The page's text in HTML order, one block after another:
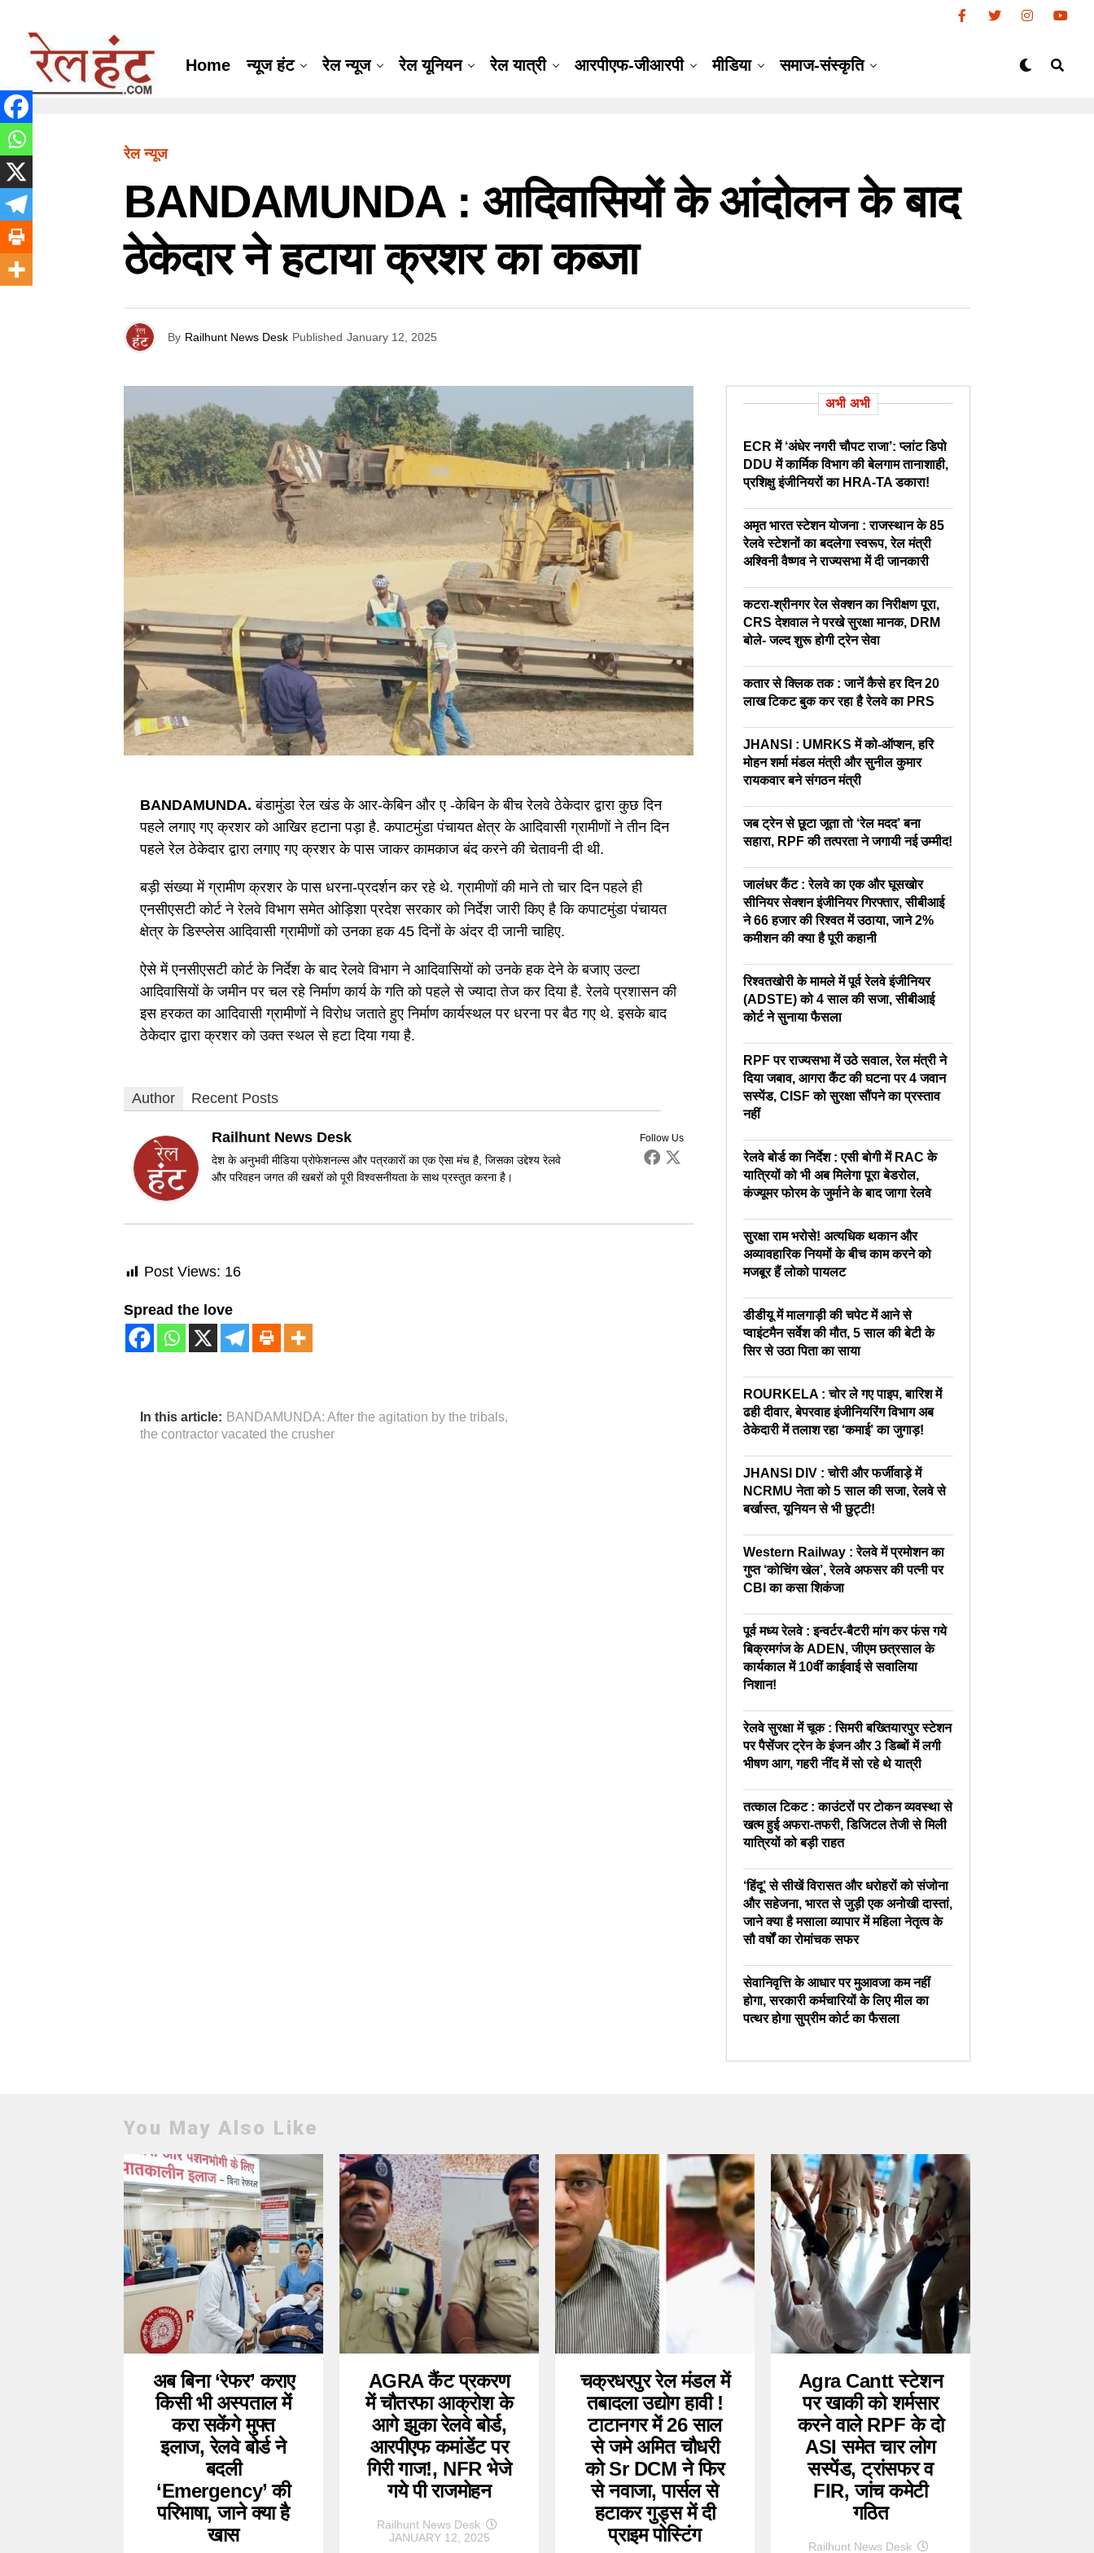
Home न्यूज हंट रेल न्यूज रेल यूनियन रेल यात्री आरपीएफ-जीआरपी मीडिया समाज-संस्कृति
रेल न्यूज
BANDAMUNDA : आदिवासियों के आंदोलन के बाद
ठेकेदार ने हटाया क्रशर का कब्जा
By Railhunt News Desk Published January 12, 2025
BANDAMUNDA. बंडामुंडा रेल खंड के आर-केबिन और ए -केबिन के बीच रेलवे ठेकेदार द्वारा कुछ दिन
पहले लगाए गए क्रशर को आखिर हटाना पड़ा है. कपाटमुंडा पंचायत क्षेत्र के आदिवासी ग्रामीणों ने तीन दिन
पहले रेल ठेकेदार द्वारा लगाए गए क्रशर के पास जाकर कामकाज बंद करने की चेतावनी दी थी.
बड़ी संख्या में ग्रामीण क्रशर के पास धरना-प्रदर्शन कर रहे थे. ग्रामीणों की माने तो चार दिन पहले ही
एनसीएसटी कोर्ट ने रेलवे विभाग समेत ओड़िशा प्रदेश सरकार को निर्देश जारी किए है कि कपाटमुंडा पंचायत
क्षेत्र के डिस्प्लेस आदिवासी ग्रामीणों को उनका हक 45 दिनों के अंदर दी जानी चाहिए.
ऐसे में एनसीएसटी कोर्ट के निर्देश के बाद रेलवे विभाग ने आदिवासियों को उनके हक देने के बजाए उल्टा
आदिवासियों के जमीन पर चल रहे निर्माण कार्य के गति को पहले से ज्यादा तेज कर दिया है. रेलवे प्रशासन की
इस हरकत का आदिवासी ग्रामीणों ने विरोध जताते हुए निर्माण कार्यस्थल पर धरना पर बैठ गए थे. इसके बाद
ठेकेदार द्वारा क्रशर को उक्त स्थल से हटा दिया गया है.
Author Recent Posts
Follow Us
Railhunt News Desk
देश के अनुभवी मीडिया प्रोफेशनल्स और पत्रकारों का एक ऐसा मंच है, जिसका उद्देश्य रेलवे
और परिवहन जगत की खबरों को पूरी विश्वसनीयता के साथ प्रस्तुत करना है।
Post Views: 16
Spread the love
In this article: BANDAMUNDA: After the agitation by the tribals,
the contractor vacated the crusher
अभी अभी
ECR में ‘अंधेर नगरी चौपट राजा’: प्लांट डिपो
DDU में कार्मिक विभाग की बेलगाम तानाशाही,
प्रशिक्षु इंजीनियरों का HRA-TA डकारा!
अमृत भारत स्टेशन योजना : राजस्थान के 85
रेलवे स्टेशनों का बदलेगा स्वरूप, रेल मंत्री
अश्विनी वैष्णव ने राज्यसभा में दी जानकारी
कटरा-श्रीनगर रेल सेक्शन का निरीक्षण पूरा,
CRS देशवाल ने परखे सुरक्षा मानक, DRM
बोले- जल्द शुरू होगी ट्रेन सेवा
कतार से क्लिक तक : जानें कैसे हर दिन 20
लाख टिकट बुक कर रहा है रेलवे का PRS
JHANSI : UMRKS में को-ऑप्शन, हरि
मोहन शर्मा मंडल मंत्री और सुनील कुमार
रायकवार बने संगठन मंत्री
जब ट्रेन से छूटा जूता तो ‘रेल मदद’ बना
सहारा, RPF की तत्परता ने जगायी नई उम्मीद!
जालंधर कैंट : रेलवे का एक और घूसखोर
सीनियर सेक्शन इंजीनियर गिरफ्तार, सीबीआई
ने 66 हजार की रिश्वत में उठाया, जाने 2%
कमीशन की क्या है पूरी कहानी
रिश्वतखोरी के मामले में पूर्व रेलवे इंजीनियर
(ADSTE) को 4 साल की सजा, सीबीआई
कोर्ट ने सुनाया फैसला
RPF पर राज्यसभा में उठे सवाल, रेल मंत्री ने
दिया जबाव, आगरा कैंट की घटना पर 4 जवान
सस्पेंड, CISF को सुरक्षा सौंपने का प्रस्ताव
नहीं
रेलवे बोर्ड का निर्देश : एसी बोगी में RAC के
यात्रियों को भी अब मिलेगा पूरा बेडरोल,
कंज्यूमर फोरम के जुर्माने के बाद जागा रेलवे
सुरक्षा राम भरोसे! अत्यधिक थकान और
अव्यावहारिक नियमों के बीच काम करने को
मजबूर हैं लोको पायलट
डीडीयू में मालगाड़ी की चपेट में आने से
प्वाइंटमैन सर्वेश की मौत, 5 साल की बेटी के
सिर से उठा पिता का साया
ROURKELA : चोर ले गए पाइप, बारिश में
ढही दीवार, बेपरवाह इंजीनियरिंग विभाग अब
ठेकेदारी में तलाश रहा ‘कमाई’ का जुगाड़!
JHANSI DIV : चोरी और फर्जीवाड़े में
NCRMU नेता को 5 साल की सजा, रेलवे से
बर्खास्त, यूनियन से भी छुट्टी!
Western Railway : रेलवे में प्रमोशन का
गुप्त ‘कोचिंग खेल’, रेलवे अफसर की पत्नी पर
CBI का कसा शिकंजा
पूर्व मध्य रेलवे : इन्वर्टर-बैटरी मांग कर फंस गये
बिक्रमगंज के ADEN, जीएम छत्रसाल के
कार्यकाल में 10वीं काईवाई से सवालिया
निशान!
रेलवे सुरक्षा में चूक : सिमरी बख्तियारपुर स्टेशन
पर पैसेंजर ट्रेन के इंजन और 3 डिब्बों में लगी
भीषण आग, गहरी नींद में सो रहे थे यात्री
तत्काल टिकट : काउंटरों पर टोकन व्यवस्था से
खत्म हुई अफरा-तफरी, डिजिटल तेजी से मिली
यात्रियों को बड़ी राहत
‘हिंदू’ से सीखें विरासत और धरोहरों को संजोना
और सहेजना, भारत से जुड़ी एक अनोखी दास्तां,
जाने क्या है मसाला व्यापार में महिला नेतृत्व के
सौ वर्षों का रोमांचक सफर
सेवानिवृत्ति के आधार पर मुआवजा कम नहीं
होगा, सरकारी कर्मचारियों के लिए मील का
पत्थर होगा सुप्रीम कोर्ट का फैसला
You May Also Like
अब बिना ‘रेफर’ कराए
किसी भी अस्पताल में
करा सकेंगे मुफ्त
इलाज, रेलवे बोर्ड ने
बदली
‘Emergency’ की
परिभाषा, जाने क्या है
खास
AGRA कैंट प्रकरण
में चौतरफा आक्रोश के
आगे झुका रेलवे बोर्ड,
आरपीएफ कमांडेंट पर
गिरी गाज!, NFR भेजे
गये पी राजमोहन
Railhunt News Desk
JANUARY 12, 2025
चक्रधरपुर रेल मंडल में
तबादला उद्योग हावी !
टाटानगर में 26 साल
से जमे अमित चौधरी
को Sr DCM ने फिर
से नवाजा, पार्सल से
हटाकर गुड्स में दी
प्राइम पोस्टिंग
Agra Cantt स्टेशन
पर खाकी को शर्मसार
करने वाले RPF के दो
ASI समेत चार लोग
सस्पेंड, ट्रांसफर व
FIR, जांच कमेटी
गठित
Railhunt News Desk